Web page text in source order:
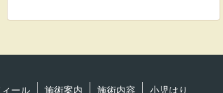
ール 施術案内 施術内容 小児はり